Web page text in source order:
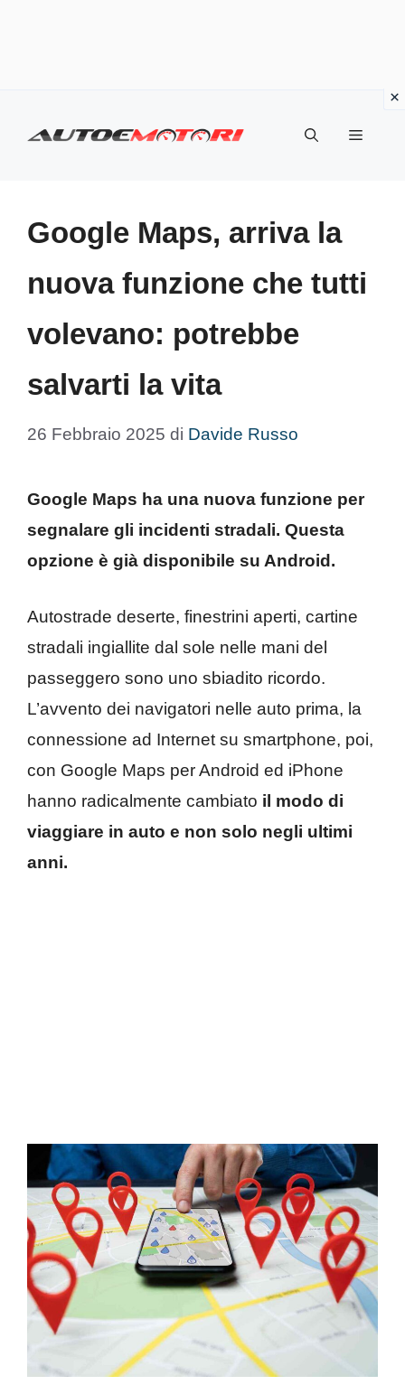
Menu
Google Maps, arriva la
nuova funzione che tutti
volevano: potrebbe
salvarti la vita
26 Febbraio 2025 di Davide Russo
Google Maps ha una nuova funzione per
segnalare gli incidenti stradali. Questa
opzione è già disponibile su Android.
Autostrade deserte, finestrini aperti, cartine
stradali ingiallite dal sole nelle mani del
passeggero sono uno sbiadito ricordo.
L’avvento dei navigatori nelle auto prima, la
connessione ad Internet su smartphone, poi,
con Google Maps per Android ed iPhone
hanno radicalmente cambiato il modo di
viaggiare in auto e non solo negli ultimi
anni.